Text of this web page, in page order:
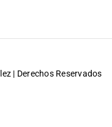
| Derechos Reservados